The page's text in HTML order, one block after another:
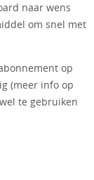
naar wens
om snel met
op
(meer info op
te gebruiken